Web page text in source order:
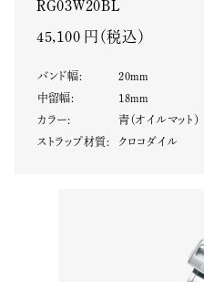
RG03W20BL
45,100 円（税込）
バンド幅: 20mm
中留幅: 18mm
カラー:
青（オイルマット）
ストラップ材質: クロコダイル